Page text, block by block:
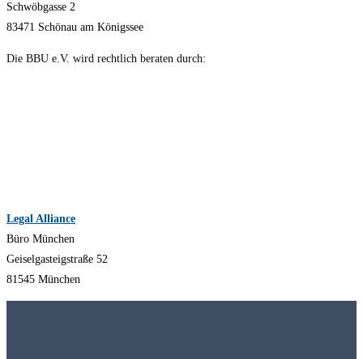
Schwöbgasse 2
83471 Schönau am Königssee
Die BBU e.V. wird rechtlich beraten durch:
Legal Alliance
Büro München
Geiselgasteigstraße 52
81545 München